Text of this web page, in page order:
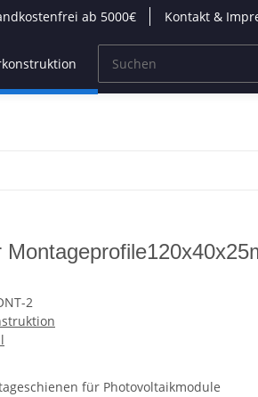
ab 5000€ Kontakt &
Wärmepumpen
2
für Photovoltaikmodule